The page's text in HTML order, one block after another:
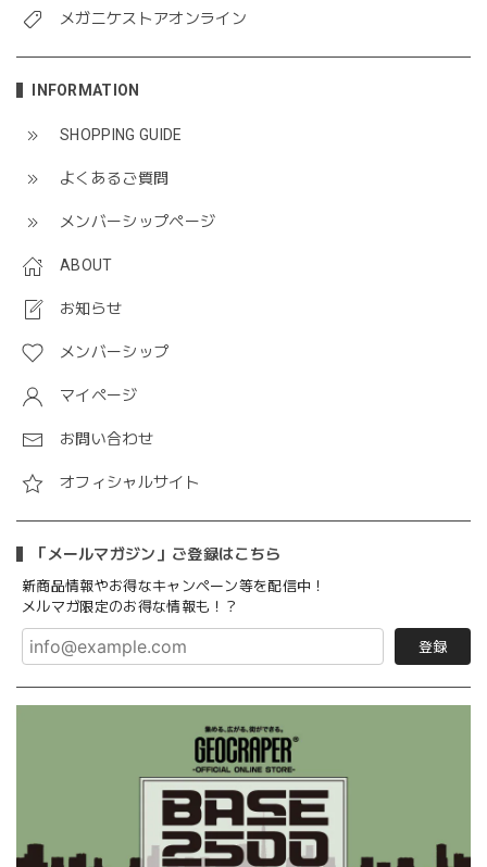
メガニケストアオンライン
INFORMATION
SHOPPING GUIDE
よくあるご質問
メンバーシップページ
ABOUT
お知らせ
メンバーシップ
マイページ
お問い合わせ
オフィシャルサイト
「メールマガジン」ご登録はこちら
新商品情報やお得なキャンペーン等を配信中！
メルマガ限定のお得な情報も！？
登録